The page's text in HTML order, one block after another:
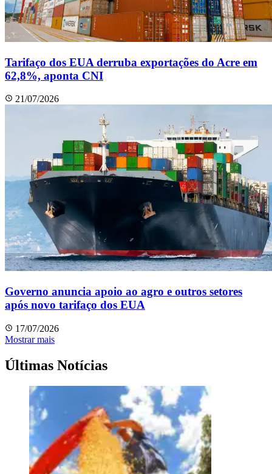
Tarifaço dos EUA derruba exportações do Acre em
62,8%, aponta CNI
21/07/2026
Governo anuncia apoio ao agro e outros setores
após novo tarifaço dos EUA
17/07/2026
Mostrar mais
Últimas Notícias